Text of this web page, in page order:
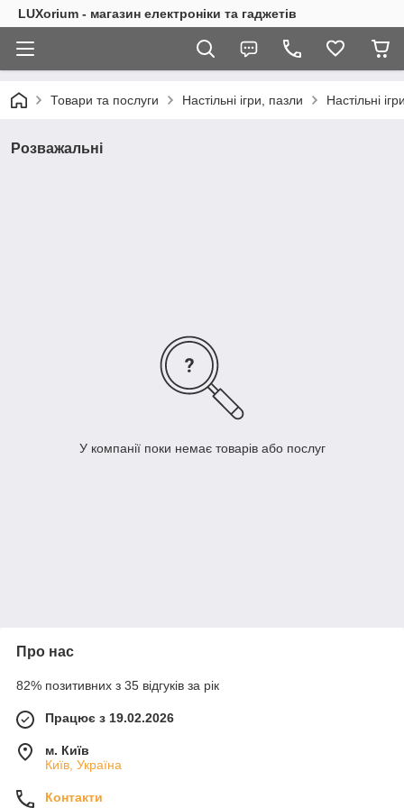
LUXorium - магазин електроніки та гаджетів
Товари та послуги Настільні ігри, пазли Настільні
Розважальні
У компанії поки немає товарів або послуг
Про нас
82% позитивних з 35 відгуків за рік
Працює з 19.02.2026
м. Київ
Київ, Україна
Контакти